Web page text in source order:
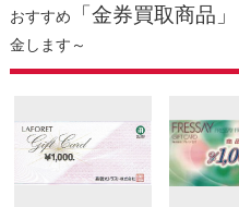
おすすめ 「金券買取商品」
金します～